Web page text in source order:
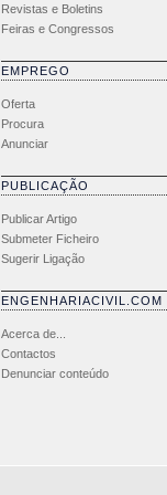
Revistas e Boletins
Feiras e Congressos
EMPREGO
Oferta
Procura
Anunciar
PUBLICAÇÃO
Publicar Artigo
Submeter Ficheiro
Sugerir Ligação
ENGENHARIACIVIL.COM
Acerca de...
Contactos
Denunciar conteúdo